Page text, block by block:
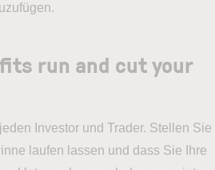
run and cut your
Investor und Trader. Stellen Sie
laufen lassen und dass Sie Ihre